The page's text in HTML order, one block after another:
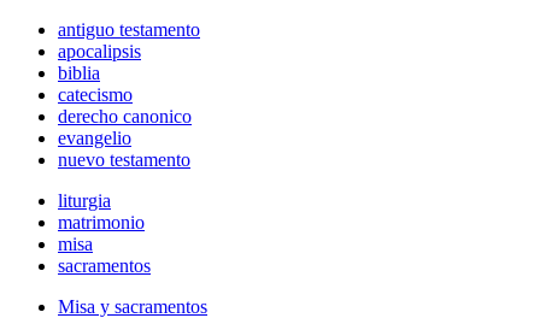
antiguo testamento
apocalipsis
biblia
catecismo
derecho canonico
evangelio
nuevo testamento
liturgia
matrimonio
misa
sacramentos
Misa y sacramentos